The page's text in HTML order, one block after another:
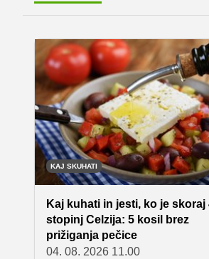
KAJ SKUHATI
Kaj kuhati in jesti, ko je skoraj
stopinj Celzija: 5 kosil brez
prižiganja pečice
04. 08. 2026 11.00